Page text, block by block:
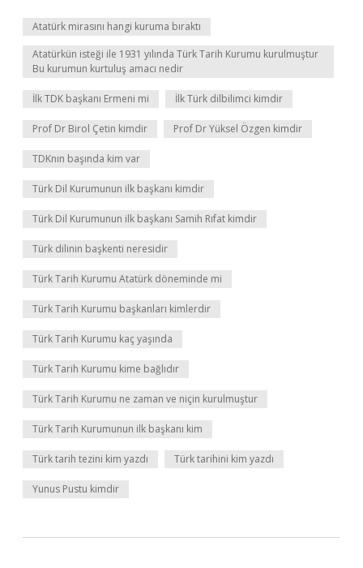
Atatürk mirasını hangi kuruma bıraktı
Atatürkün isteği ile 1931 yılında Türk Tarih Kurumu kurulmuştur
Bu kurumun kurtuluş amacı nedir
İlk TDK başkanı Ermeni mi İlk Türk dilbilimci kimdir
Prof Dr Birol Çetin kimdir Prof Dr Yüksel Özgen kimdir
TDKnın başında kim var
Türk Dil Kurumunun ilk başkanı kimdir
Türk Dil Kurumunun ilk başkanı Samih Rıfat kimdir
Türk dilinin başkenti neresidir
Türk Tarih Kurumu Atatürk döneminde mi
Türk Tarih Kurumu başkanları kimlerdir
Türk Tarih Kurumu kaç yaşında
Türk Tarih Kurumu kime bağlıdır
Türk Tarih Kurumu ne zaman ve niçin kurulmuştur
Türk Tarih Kurumunun ilk başkanı kim
Türk tarih tezini kim yazdı Türk tarihini kim yazdı
Yunus Pustu kimdir